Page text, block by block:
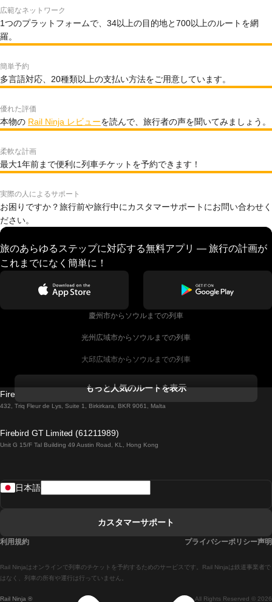
広範なネットワーク
1つのプラットフォームで、34以上の目的地と700以上のルートを網
羅。
簡単予約
多言語対応、20種類以上の支払い方法をご用意しています。
優れた評価
本物の Rail Ninja レビューを読んで、旅行者の声を聞いてみましょう。
柔軟な計画
最大1年前まで便利に列車チケットを予約できます！
実際の人によるサポート
お困りですか？旅行前や旅行中にカスタマーサポートにお問い合わせく
ださい。
旅のあらゆるステップに対応する無料アプリ — 旅行の計画が
これまでになく簡単に！
慶州市からソウルまでの列車
光州広域市からソウルまでの列車
大邱広域市からソウルまでの列車
ダブリンからゴールウェイまでの列車
ローマからナポリまでの列車
マドリードからセビリアまでの列車
マドリードからアリカンテまでの列車
もっと人気のルートを表示
Firebird GT Limited (OC 1451)
432, Triq Fleur de Lys, Suite 1, Birkirkara, BKR 9061, Malta
Firebird GT Limited (61211989)
Unit G 15/F Tal Building 49 Austin Road, KL, Hong Kong
Rail Ninja ® All Rights Reserved © 2026
Rail Ninjaはオンラインで列車のチケットを予約するためのサービスです。Rail Ninjaは鉄道事業者で
はなく、列車の所有や運行は行っていません。
日本語
カスタマーサポート
利用規約 プライバシーポリシー声明